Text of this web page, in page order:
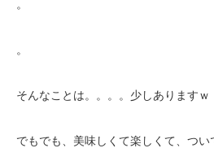
。
。
そんなことは。。。。少しありますｗ
でもでも、美味しくて楽しくて、つ